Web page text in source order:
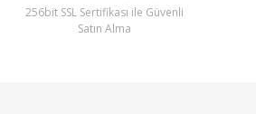
256bit SSL Sertifikası ile Güvenli
Satın Alma